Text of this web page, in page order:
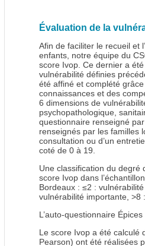
Évaluation de la
Afin de faciliter le recueil et
enfants, notre équipe du
score Ivop. Ce dernier a
vulnérabilité définies
été affiné et complété
connaissances et des
6 dimensions de
psychopathologique,
questionnaire renseigné
renseignés par les familles
consultation ou d’un
coté de 0 à 19.
Une classification du
score Ivop dans
Bordeaux : ≤2 :
vulnérabilité importante, >8
L’auto-questionnaire
Le score Ivop a été calculé
Pearson) ont été réalisées